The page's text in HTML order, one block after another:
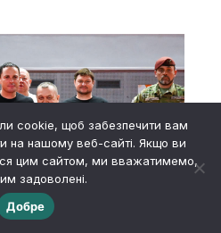
cookie, щоб забезпечити вам
на нашому веб-сайті. Якщо ви
цим сайтом, ми вважатимемо,
задоволені.
Добре